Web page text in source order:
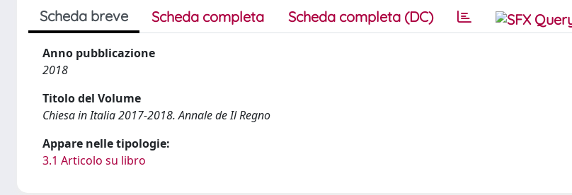
Scheda breve Scheda completa Scheda completa (DC)
Anno pubblicazione
2018
Titolo del Volume
Chiesa in Italia 2017-2018. Annale de Il Regno
Appare nelle tipologie:
3.1 Articolo su libro